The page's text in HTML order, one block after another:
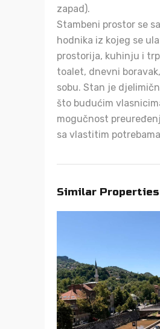
zapad).
Stambeni prostor se
hodnika iz kojeg se
prostorija, kuhinju i
toalet, dnevni
sobu. Stan je
što budućim
mogučnost
sa vlastitim
Similar Properties